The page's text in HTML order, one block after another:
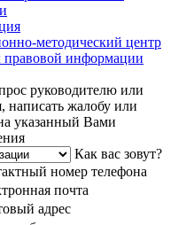
методический центр
информации
руководителю или
написать жалобу или
указанный Вами
Как вас зовут?
номер телефона
почта
адрес